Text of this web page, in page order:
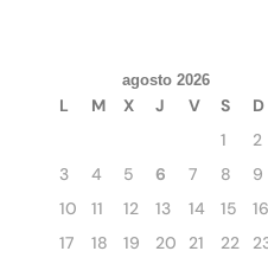
agosto 2026
L M X J V S
D
1
2
3
4 5 6 7 8
9
10
11 12 13 14 15
16
17
18 19 20 21 22